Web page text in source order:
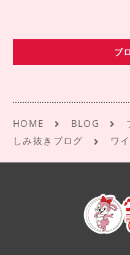
b
o
k
r ブ
HOME BLOG
しみ抜きブログ
ワ